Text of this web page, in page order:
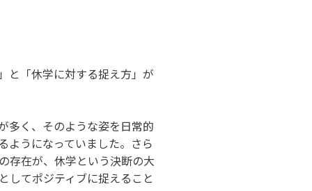
と「休学に対する捉え方」が
多く、そのような姿を日常的
ようになっていました。さら
存在が、休学という決断の大
してポジティブに捉えること